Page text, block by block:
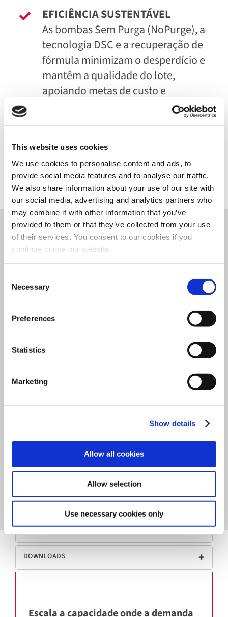
This website uses cookies
We use cookies to personalise content and ads, to
provide social media features and to analyse our traffic.
We also share information about your use of our site with
our social media, advertising and analytics partners who
may combine it with other information that you’ve
provided to them or that they’ve collected from your use
of their services. You consent to our cookies if you
continue to use our website.
Selection
Necessary
Preferences
Statistics
Marketing
Show details
Allow all cookies
Allow selection
Use necessary cookies only
EFICIÊNCIA SUSTENTÁVEL
As bombas Sem Purga (NoPurge), a
tecnologia DSC e a recuperação de
fórmula minimizam o desperdício e
mantêm a qualidade do lote,
apoiando metas de custo e
O T500 na Série COROB
Turntable Dispenserentrega
produtividade média-alta,
capacidade e operação suave
para ambientes profissionais
alta
vazão
mantendo ergonomia,
confiabilidade e adosagem
sem purga característicada
família T.
CARACTERÍSTICAS
DADOS TÉCNICOS
DOWNLOADS
Escala a capacidade onde a demanda